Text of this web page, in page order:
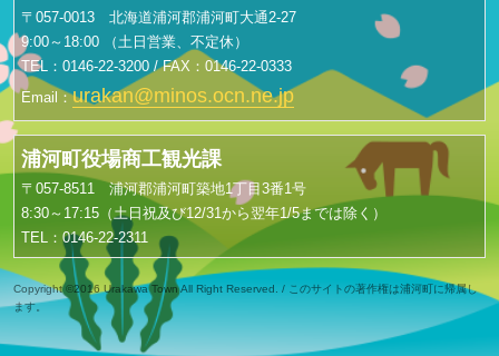
〒057-0013 北海道浦河郡浦河町大通2-27
9:00～18:00 （土日営業、不定休）
TEL：0146-22-3200 / FAX：0146-22-0333
Email：urakan@minos.ocn.ne.jp
浦河町役場商工観光課
〒057-8511 浦河郡浦河町築地1丁目3番1号
8:30～17:15（土日祝及び12/31から翌年1/5までは除く）
TEL：0146-22-2311
Copyright ©2016 Urakawa Town All Right Reserved. / このサイトの著作権は浦河町に帰属し
ます。